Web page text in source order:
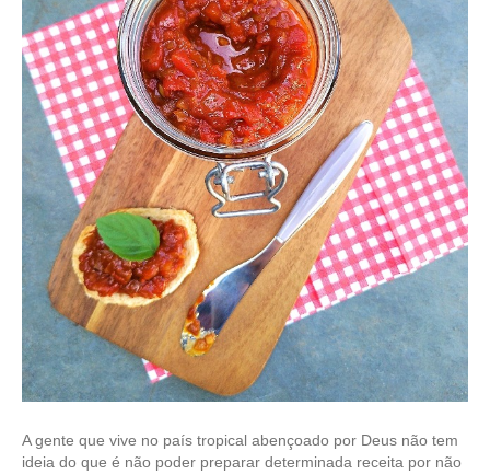
A gente que vive no país tropical abençoado por Deus não tem
ideia do que é não poder preparar determinada receita por não